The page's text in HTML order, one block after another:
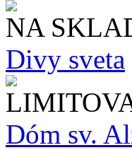
NA
Divy sveta
Dóm sv.